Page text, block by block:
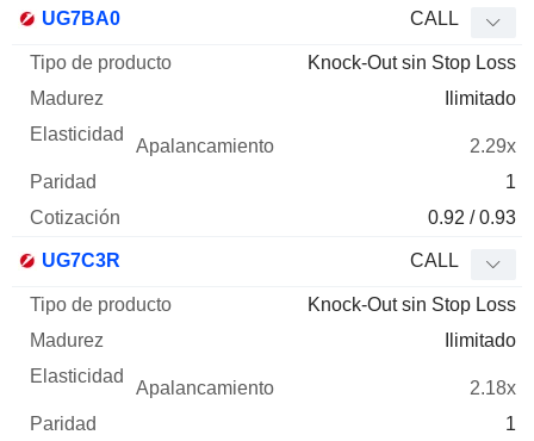
UG7BA0 CALL
Knock-Out sin Stop Loss
Ilimitado
2.29x
1
0.92 / 0.93
UG7C3R CALL
Knock-Out sin Stop Loss
Ilimitado
2.18x
1